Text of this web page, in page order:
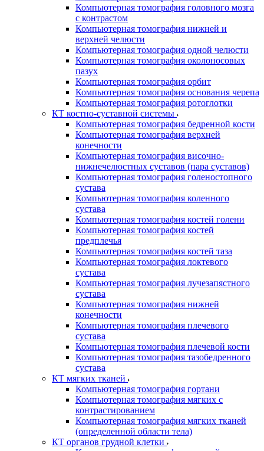
Компьютерная томография головного мозга
с контрастом
Компьютерная томография нижней и
верхней челюсти
Компьютерная томография одной челюсти
Компьютерная томография околоносовых
пазух
Компьютерная томография орбит
Компьютерная томография основания черепа
Компьютерная томография ротоглотки
КТ костно-суставной системы
Компьютерная томография бедренной кости
Компьютерная томография верхней
конечности
Компьютерная томография височно-
нижнечелюстных суставов (пара суставов)
Компьютерная томография голеностопного
сустава
Компьютерная томография коленного
сустава
Компьютерная томография костей голени
Компьютерная томография костей
предплечья
Компьютерная томография костей таза
Компьютерная томография локтевого
сустава
Компьютерная томография лучезапястного
сустава
Компьютерная томография нижней
конечности
Компьютерная томография плечевого
сустава
Компьютерная томография плечевой кости
Компьютерная томография тазобедренного
сустава
КТ мягких тканей
Компьютерная томография гортани
Компьютерная томография мягких с
контрастированием
Компьютерная томография мягких тканей
(определенной области тела)
КТ органов грудной клетки